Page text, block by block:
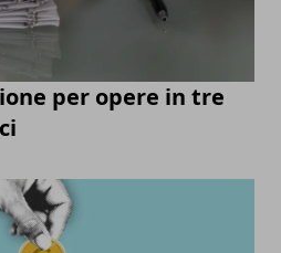
per opere in tre